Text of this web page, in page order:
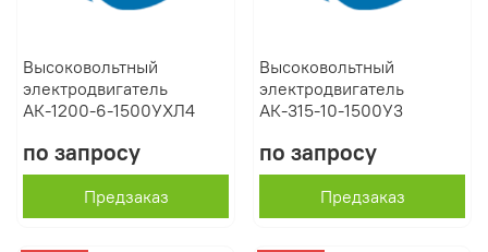
Высоковольтный
электродвигатель
АК-1200-6-1500УХЛ4
по запросу
Предзаказ
Высоковольтный
электродвигатель
АК-315-10-1500У3
по запросу
Предзаказ